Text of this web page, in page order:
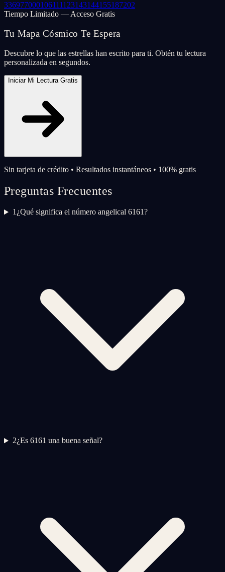
336977000106111123143144155187202
Tiempo Limitado — Acceso Gratis
Tu Mapa Cósmico Te Espera
Descubre lo que las estrellas han escrito para ti. Obtén tu lectura
personalizada en segundos.
Iniciar Mi Lectura Gratis
Sin tarjeta de crédito • Resultados instantáneos • 100% gratis
Preguntas Frecuentes
1¿Qué significa el número angelical 6161?
2¿Es 6161 una buena señal?